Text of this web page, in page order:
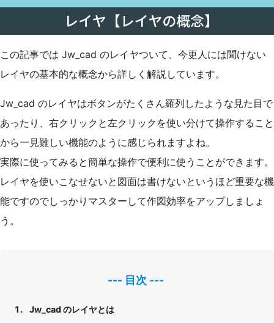
この記事では Jw_cad のレイヤついて、今更人には聞けない
レイヤの基本的な概念から詳しく解説しています。
Jw_cad のレイヤはボタンがたくさん羅列したような見た目で
あったり、右クリックと左クリックを使い分けて操作すること
から一見難しい機能のように感じられますよね。
実際に使ってみると簡単な操作で便利に使うことができます。
レイヤを使いこなせないと図面は書けないというほど重要な機
能ですのでしっかりマスターして作図効率をアップしましょ
う。
Jw_cad のレイヤとは